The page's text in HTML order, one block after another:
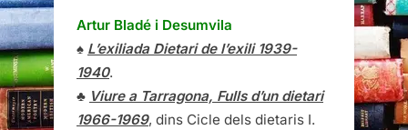
Artur Bladé i Desumvila
♠ L’exiliada Dietari de l’exili 1939-
1940.
♣ Viure a Tarragona, Fulls d’un dietari
1966-1969, dins Cicle dels dietaris I.